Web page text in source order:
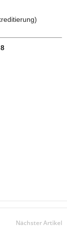
Nächster Artikel